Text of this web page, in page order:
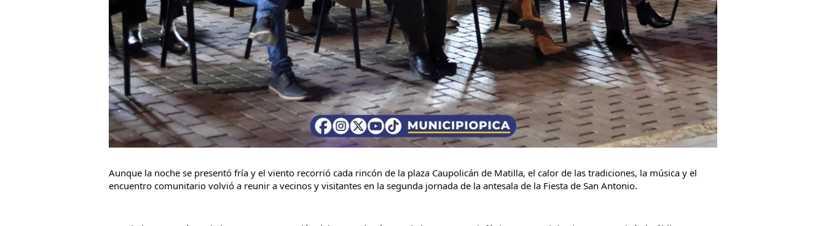
Aunque la noche se presentó fría y el viento recorrió cada rincón de la plaza Caupolicán de Matilla, el calor de las tradiciones, la música y el
encuentro comunitario volvió a reunir a vecinos y visitantes en la segunda jornada de la antesala de la Fiesta de San Antonio.